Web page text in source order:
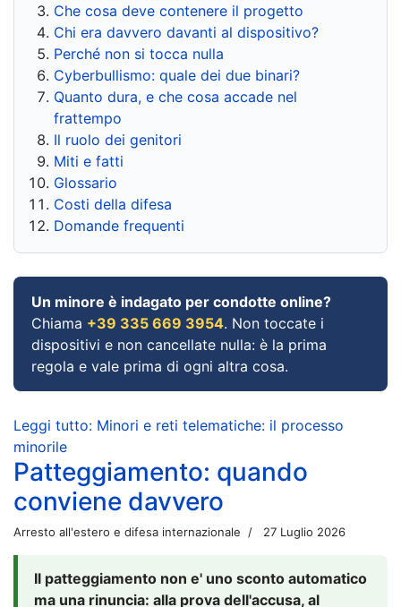
Che cosa deve contenere il progetto
Chi era davvero davanti al dispositivo?
Perché non si tocca nulla
Cyberbullismo: quale dei due binari?
Quanto dura, e che cosa accade nel
frattempo
Il ruolo dei genitori
Miti e fatti
Glossario
Costi della difesa
Domande frequenti
Un minore è indagato per condotte online?
Chiama +39 335 669 3954. Non toccate i
dispositivi e non cancellate nulla: è la prima
regola e vale prima di ogni altra cosa.
Leggi tutto: Minori e reti telematiche: il processo
minorile
Patteggiamento: quando
conviene davvero
Arresto all'estero e difesa internazionale 27 Luglio 2026
Il patteggiamento non e' uno sconto automatico
ma una rinuncia: alla prova dell'accusa, al